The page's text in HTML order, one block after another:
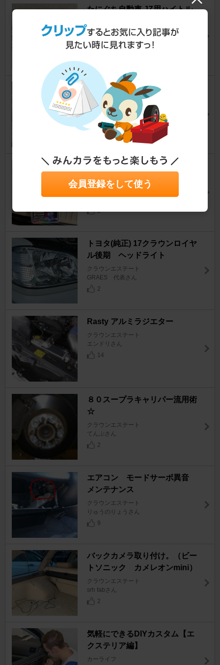
たにぐち自動車 JZ用ハイトル
クラウンエステート
あっきー2880さん
トムス バンパー
クラウンエステート
のっち★さん
16
AXS CORPORATION DA-15 T
クラウンエステート
2
トヨタ(純正) 17クラウンロイヤ
ル後期 ヘッドライト
クラウンエステート
GRAES 代表さん
2
Rasty アルミラジエター
クラウンエステート
エンドリさん
14
８０スープラキャリパー流用術
☆
クラウンエステート
てんぷさん
2
エアコン モードサーボ異音
メンテナンス
クラウンエステート
りゅうのりょうさん
9
バックカメラ取り付け。（ビー
トソニック カメレオンmini）
クラウンエステート
srh fabさん
2
気軽にできるDIYカスタム【エ
クステリア編】
カーライフ
会員登録をして使う